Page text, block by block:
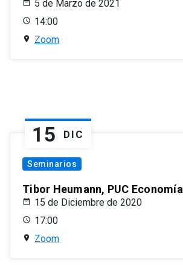
5 de Marzo de 2021
14:00
Zoom
15 DIC
Seminarios
Tibor Heumann, PUC Economía
15 de Diciembre de 2020
17:00
Zoom